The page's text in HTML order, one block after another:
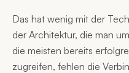
Das hat wenig mit der
der Architektur, die man
die meisten bereits
zugreifen, fehlen die